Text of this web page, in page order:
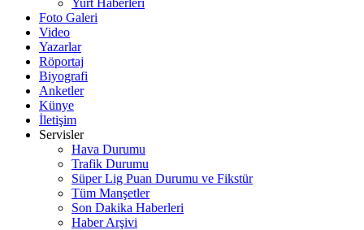
Yurt Haberleri
Foto Galeri
Video
Yazarlar
Röportaj
Biyografi
Anketler
Künye
İletişim
Servisler
Hava Durumu
Trafik Durumu
Süper Lig Puan Durumu ve Fikstür
Tüm Manşetler
Son Dakika Haberleri
Haber Arşivi